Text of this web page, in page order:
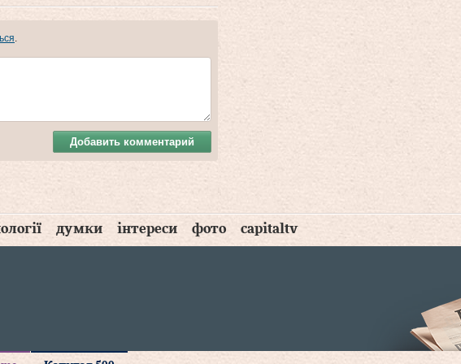
Добавить комментарий
думки інтереси фото capitaltv